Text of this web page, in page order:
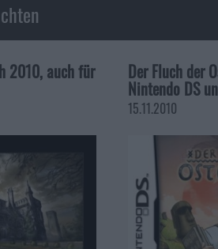
2010, auch für Der Fluch der
Nintendo DS
15.11.2010